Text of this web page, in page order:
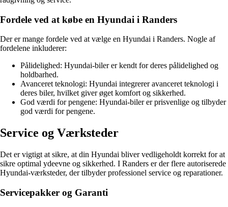
Fordele ved at købe en Hyundai i Randers
Der er mange fordele ved at vælge en Hyundai i Randers. Nogle af
fordelene inkluderer:
Pålidelighed: Hyundai-biler er kendt for deres pålidelighed og
holdbarhed.
Avanceret teknologi: Hyundai integrerer avanceret teknologi i
deres biler, hvilket giver øget komfort og sikkerhed.
God værdi for pengene: Hyundai-biler er prisvenlige og tilbyder
god værdi for pengene.
Service og Værksteder
Det er vigtigt at sikre, at din Hyundai bliver vedligeholdt korrekt for at
sikre optimal ydeevne og sikkerhed. I Randers er der flere autoriserede
Hyundai-værksteder, der tilbyder professionel service og reparationer.
Servicepakker og Garanti